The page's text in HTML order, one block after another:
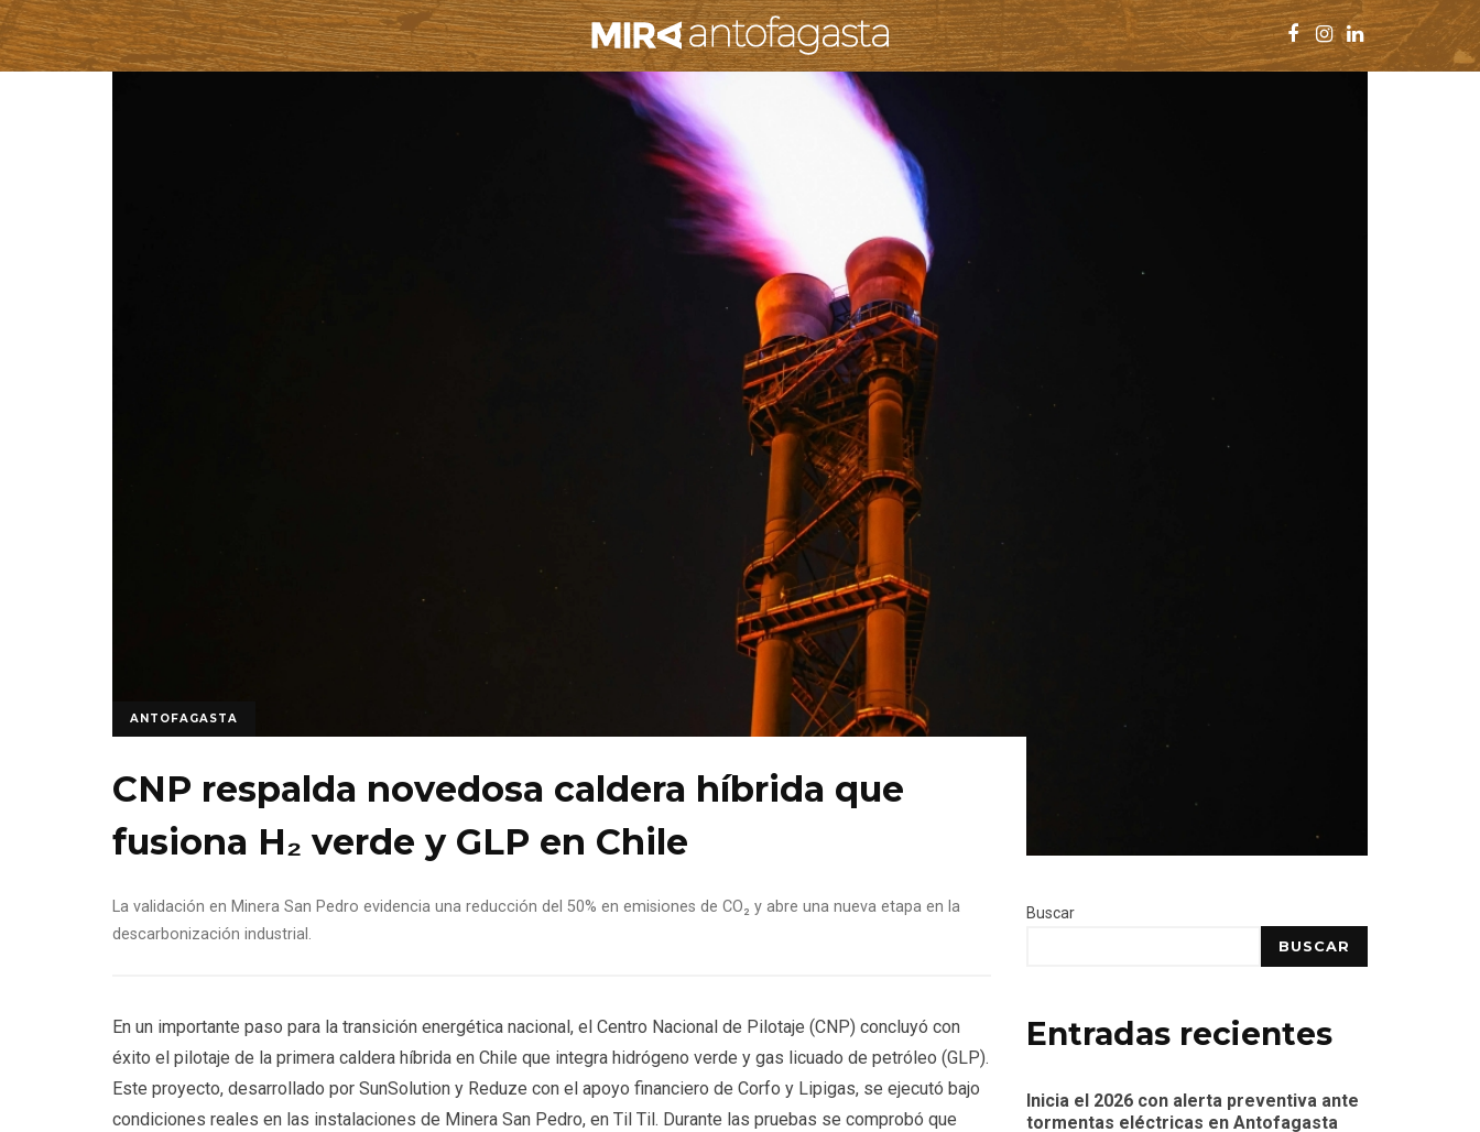
ANTOFAGASTA
CNP respalda novedosa caldera híbrida que
fusiona H₂ verde y GLP en Chile
La validación en Minera San Pedro evidencia una reducción del 50% en emisiones de CO₂ y abre una nueva etapa en la
descarbonización industrial.
En un importante paso para la transición energética nacional, el Centro Nacional de Pilotaje (CNP) concluyó con
éxito el pilotaje de la primera caldera híbrida en Chile que integra hidrógeno verde y gas licuado de petróleo (GLP).
Este proyecto, desarrollado por SunSolution y Reduze con el apoyo financiero de Corfo y Lipigas, se ejecutó bajo
condiciones reales en las instalaciones de Minera San Pedro, en Til Til. Durante las pruebas se comprobó que
Buscar
BUSCAR
Entradas recientes
Inicia el 2026 con alerta preventiva ante
tormentas eléctricas en Antofagasta